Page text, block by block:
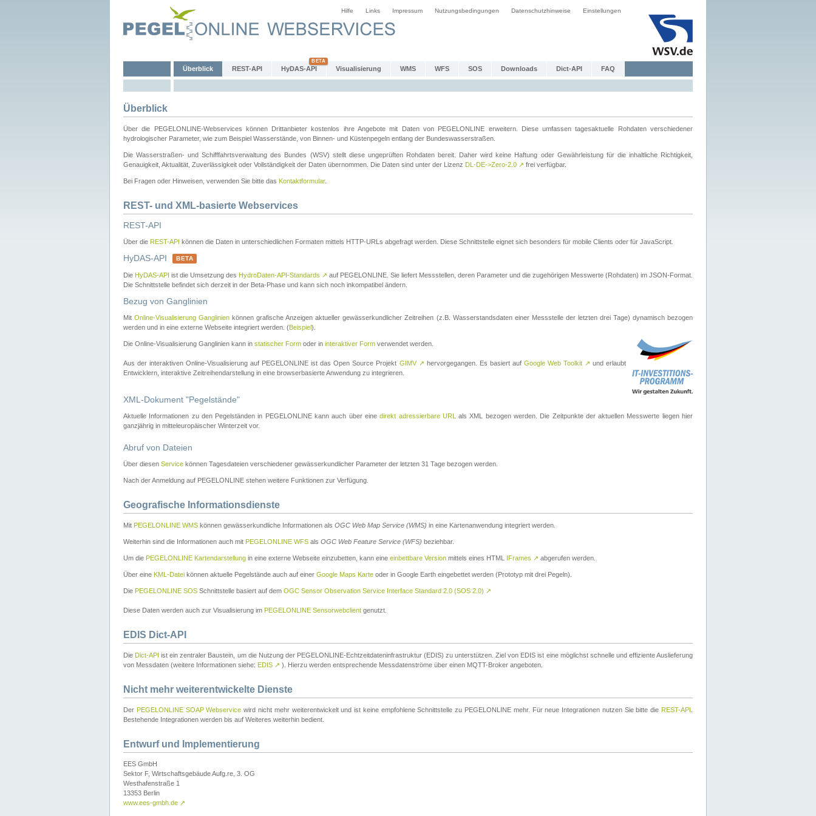
Hilfe Links Impressum Nutzungsbedingungen Datenschutzhinweise Einstellungen
Überblick REST-API HyDAS-API Visualisierung WMS WFS SOS Downloads Dict-API FAQ
Überblick
Über die PEGELONLINE-Webservices können Drittanbieter kostenlos ihre Angebote mit Daten von PEGELONLINE erweitern. Diese umfassen tagesaktuelle Rohdaten verschiedener
hydrologischer Parameter, wie zum Beispiel Wasserstände, von Binnen- und Küstenpegeln entlang der Bundeswasserstraßen.
Die Wasserstraßen- und Schifffahrtsverwaltung des Bundes (WSV) stellt diese ungeprüften Rohdaten bereit. Daher wird keine Haftung oder Gewährleistung für die inhaltliche Richtigkeit,
Genauigkeit, Aktualität, Zuverlässigkeit oder Vollständigkeit der Daten übernommen. Die Daten sind unter der Lizenz DL-DE->Zero-2.0 ↗ frei verfügbar.
Bei Fragen oder Hinweisen, verwenden Sie bitte das Kontaktformular.
REST- und XML-basierte Webservices
REST-API
Über die REST-API können die Daten in unterschiedlichen Formaten mittels HTTP-URLs abgefragt werden. Diese Schnittstelle eignet sich besonders für mobile Clients oder für JavaScript.
HyDAS-API BETA
Die HyDAS-API ist die Umsetzung des HydroDaten-API-Standards ↗ auf PEGELONLINE. Sie liefert Messstellen, deren Parameter und die zugehörigen Messwerte (Rohdaten) im JSON-Format.
Die Schnittstelle befindet sich derzeit in der Beta-Phase und kann sich noch inkompatibel ändern.
Bezug von Ganglinien
MitOnline-Visualisierung Ganglinien können grafische Anzeigen aktueller gewässerkundlicher Zeitreihen (z.B. Wasserstandsdaten einer Messstelle der letzten drei Tage) dynamisch bezogen
werden und in eine externe Webseite integriert werden. (Beispiel).
Die Online-Visualisierung Ganglinien kann in statischer Form oder in interaktiver Form verwendet werden.
Aus der interaktiven Online-Visualisierung auf PEGELONLINE ist das Open Source Projekt GIMV ↗ hervorgegangen. Es basiert auf Google Web Toolkit ↗ und erlaubt
Entwicklern, interaktive Zeitreihendarstellung in eine browserbasierte Anwendung zu integrieren.
XML-Dokument "Pegelstände"
Aktuelle Informationen zu den Pegelständen in PEGELONLINE kann auch über einedirekt adressierbare URL
als XML bezogen werden. Die Zeitpunkte der aktuellen Messwerte liegen hier
ganzjährig in mitteleuropäischer Winterzeit vor.
Abruf von Dateien
Über diesen Service können Tagesdateien verschiedener gewässerkundlicher Parameter der letzten 31 Tage bezogen werden.
Nach der Anmeldung auf PEGELONLINE stehen weitere Funktionen zur Verfügung.
Geografische Informationsdienste
Mit PEGELONLINE WMS können gewässerkundliche Informationen als OGC Web Map Service (WMS) in eine Kartenanwendung integriert werden.
Weiterhin sind die Informationen auch mit PEGELONLINE WFS als OGC Web Feature Service (WFS) beziehbar.
Um die PEGELONLINE Kartendarstellung in eine externe Webseite einzubetten, kann eine einbettbare Version mittels eines HTML IFrames ↗ abgerufen werden.
Über eine KML-Datei können aktuelle Pegelstände auch auf einer Google Maps Karte oder in Google Earth eingebettet werden (Prototyp mit drei Pegeln).
Die PEGELONLINE SOS Schnittstelle basiert auf dem OGC Sensor Observation Service Interface Standard 2.0 (SOS 2.0) ↗
Diese Daten werden auch zur Visualisierung im PEGELONLINE Sensorwebclient genutzt.
EDIS Dict-API
Die Dict-API ist ein zentraler Baustein, um die Nutzung der PEGELONLINE-Echtzeitdateninfrastruktur (EDIS) zu unterstützen. Ziel von EDIS ist eine möglichst schnelle und effiziente Auslieferung
von Messdaten (weitere Informationen siehe: EDIS ↗ ). Hierzu werden entsprechende Messdatenströme über einen MQTT-Broker angeboten.
Nicht mehr weiterentwickelte Dienste
Der PEGELONLINE SOAP Webservice wird nicht mehr weiterentwickelt und ist keine empfohlene Schnittstelle zu PEGELONLINE mehr. Für neue Integrationen nutzen Sie bitte die REST-API
Bestehende Integrationen werden bis auf Weiteres weiterhin bedient.
Entwurf und Implementierung
EES GmbH
Sektor F, Wirtschaftsgebäude Aufg.re, 3. OG
Westhafenstraße 1
13353 Berlin
www.ees-gmbh.de ↗